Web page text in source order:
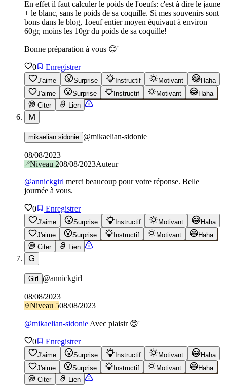
En effet il faut calculer le poids de l'oeufs: c'est à dire le jaune
+ le blanc, sans le poids de sa coquille. Si mes souvenirs sont
bons dans le blog, 1oeuf entier moyen équivaut à environ
60gr, moins les 10gr du poids de sa coquille!
Bonne préparation à vous 😊'
0 Enregistrer
J'aime Surprise Instructif Motivant
Haha
J'aime
Surprise Instructif Motivant
Haha
Citer
Lien
M
mikaelian.sidonie @mikaelian-sidonie
08/08/2023
Niveau 208/08/2023Auteur
@annickgirl merci beaucoup pour votre réponse. Belle
journée à vous.
0 Enregistrer
J'aime Surprise Instructif Motivant
Haha
J'aime
Surprise Instructif Motivant
Haha
Citer
Lien
G
Girl @annickgirl
08/08/2023
Niveau 508/08/2023
@mikaelian-sidonie Avec plaisir 😊'
0 Enregistrer
J'aime Surprise Instructif Motivant
Haha
J'aime
Surprise Instructif Motivant
Haha
Citer
Lien